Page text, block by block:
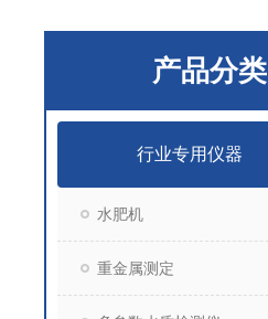
产品分类
行业专用仪器
水肥机
重金属测定